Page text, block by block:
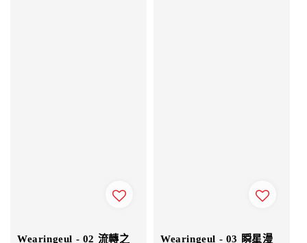
Wearingeul - 02 流轉之 Wearingeul - 03 瞬星漫